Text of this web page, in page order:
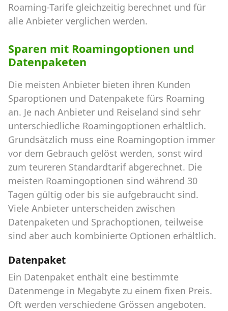
Roaming-Tarife gleichzeitig berechnet und für
alle Anbieter verglichen werden.
Sparen mit Roamingoptionen und
Datenpaketen
Die meisten Anbieter bieten ihren Kunden
Sparoptionen und Datenpakete fürs Roaming
an. Je nach Anbieter und Reiseland sind sehr
unterschiedliche Roamingoptionen erhältlich.
Grundsätzlich muss eine Roamingoption immer
vor dem Gebrauch gelöst werden, sonst wird
zum teureren Standardtarif abgerechnet. Die
meisten Roamingoptionen sind während 30
Tagen gültig oder bis sie aufgebraucht sind.
Viele Anbieter unterscheiden zwischen
Datenpaketen und Sprachoptionen, teilweise
sind aber auch kombinierte Optionen erhältlich.
Datenpaket
Ein Datenpaket enthält eine bestimmte
Datenmenge in Megabyte zu einem fixen Preis.
Oft werden verschiedene Grössen angeboten.